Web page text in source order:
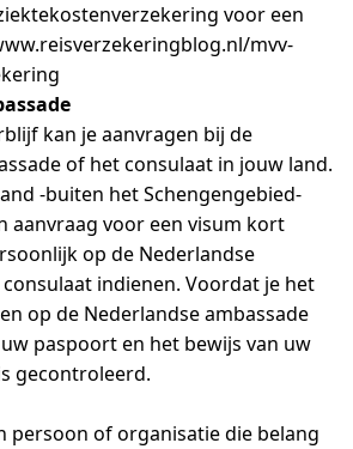
voor een
mvv-
kan je aanvragen bij de
of het consulaat in jouw land.
-buiten het Schengengebied-
aanvraag voor een visum kort
op de Nederlandse
indienen. Voordat je het
op de Nederlandse ambassade
paspoort en het bewijs van uw
gecontroleerd.
persoon of organisatie die belang